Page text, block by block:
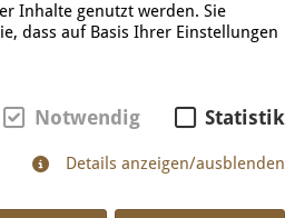
Inhalte genutzt werden. Sie
dass auf Basis Ihrer Einstellungen
Notwendig Statistik
Details anzeigen/ausblenden